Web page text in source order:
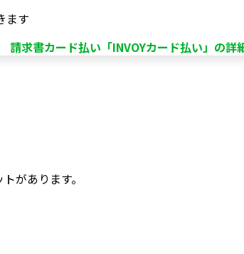
ます
請求書カード払い「INVOYカード払い」の詳
があります。